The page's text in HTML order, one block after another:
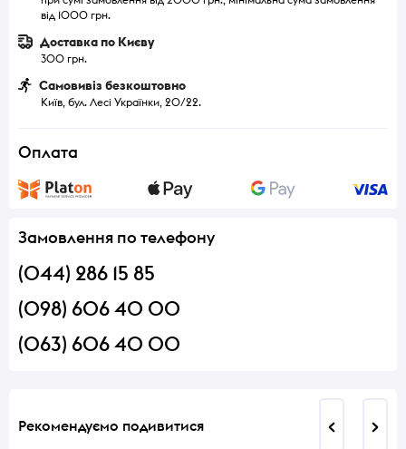
від 1000 грн.
Доставка по Києву
300 грн.
Самовивіз безкоштовно
Київ, бул. Лесі Українки, 20/22.
Оплата
Замовлення по телефону
(044) 286 15 85
(098) 606 40 00
(063) 606 40 00
Рекомендуємо подивитися